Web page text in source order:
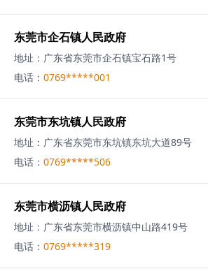
东莞市企石镇人民政府
地址： 广东省东莞市企石镇宝石路1号
电话： 0769*****001
东莞市东坑镇人民政府
地址： 广东省东莞市东坑镇东坑大道89号
电话： 0769*****506
东莞市横沥镇人民政府
地址： 广东省东莞市横沥镇中山路419号
电话： 0769*****319